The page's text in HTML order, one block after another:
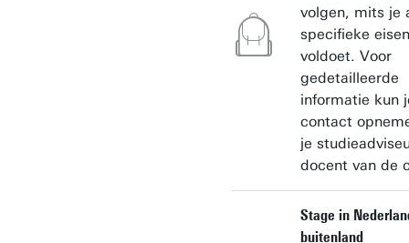
volgen, mits je
specifieke eisen
voldoet. Voor
gedetailleerde
informatie kun
contact
je
docent van de
Stage in
buitenland